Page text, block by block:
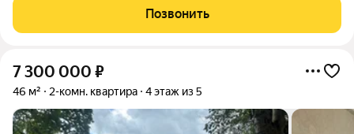
квартиры очень хорошее, чистая, светлая, теплая. Рядом вся
развитая
Позвонить
7 300 000 ₽
46 м² 2-комн. квартира 4 этаж из 5